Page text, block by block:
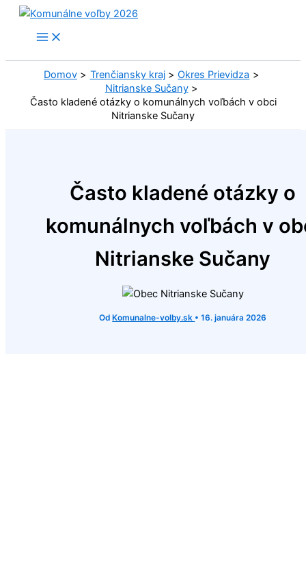
Preskočiť
Domov Trenčiansky kraj
Okres Prievidza
Nitrianske Sučany
Často kladené otázky o komunálnych voľbách v obci
Nitrianske Sučany
Často kladené otázky o
komunálnych voľbách v
Nitrianske Sučany
Od Komunalne-volby.sk •16. januára 2026